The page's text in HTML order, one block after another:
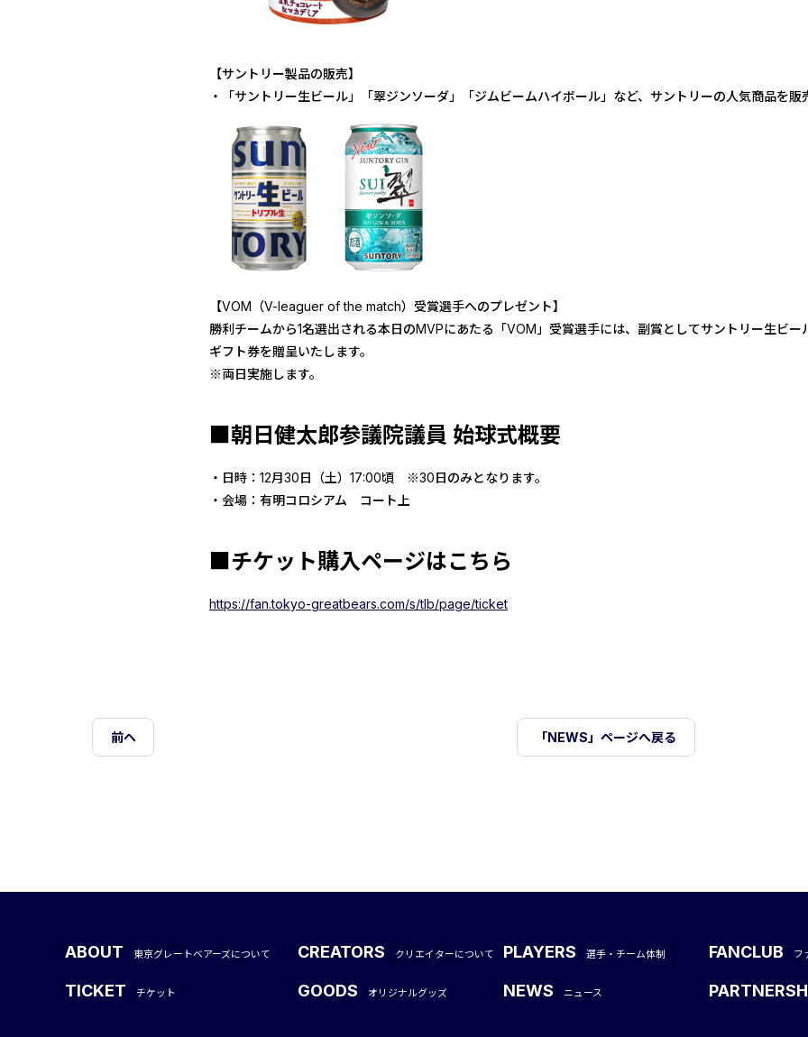
【サントリー製品の販売】
・「サントリー生ビール」「翠ジンソーダ」「ジムビームハイボール」など、サントリーの人気商品を販
【VOM（V-leaguer of the match）受賞選手へのプレゼント】
勝利チームから1名選出される本日のMVPにあたる「VOM」受賞選手には、副賞としてサントリー生ビー
ギフト券を贈呈いたします。
※両日実施します。
■朝日健太郎参議院議員 始球式概要
・日時：12月30日（土）17:00頃 ※30日のみとなります。
・会場：有明コロシアム コート上
■チケット購入ページはこちら
https://fan.tokyo-greatbears.com/s/tlb/page/ticket
前ヘ 「NEWS」ページへ戻る
ABOUT 東京グレートベアーズについて CREATORS クリエイターについて PLAYERS 選手・チーム体制 FANCLUB フ
TICKET チケット GOODS オリジナルグッズ NEWS ニュース